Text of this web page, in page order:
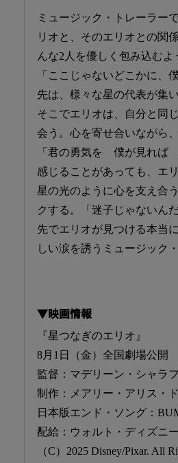
ミュージック・トレーラー
リオと、そのエリオとの関
んな2人を優しく包み込む
「ここじゃないどこかに、
先は、様々な星の代表が集
そこでエリオは、自分と同
会う。心を寄せ合いながら
「君の勇気を 僕が見れば
感じることがあっても、エ
星の光のように心を支え合
クする。「迷子じゃないん
先でエリオが見つける本当
しい涙を誘うミュージック
▼映画情報
『星つなぎのエリオ』
8月1日（金）全国劇場公開
監督：マデリーン・シャラ
制作：メアリー・アリス・
日本版エンド・ソング：
配給：ウォルト・ディズニ
（C）2025 Disney/Pixar. All